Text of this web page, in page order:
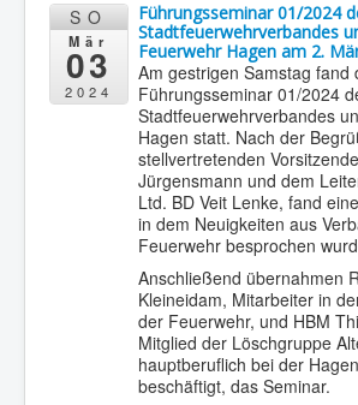
SO
Mär
03
2024
Führungsseminar 01/2024
Stadtfeuerwehrverbandes
Feuerwehr Hagen am 2.
Am gestrigen Samstag fand
Führungsseminar 01/2024
Stadtfeuerwehrverbandes
Hagen statt. Nach der
stellvertretenden
Jürgensmann und dem
Ltd. BD Veit Lenke, fand
in dem Neuigkeiten aus
Feuerwehr besprochen
Anschließend übernahmen
Kleineidam, Mitarbeiter in
der Feuerwehr, und HBM
Mitglied der Löschgruppe
hauptberuflich bei der
beschäftigt, das Seminar.